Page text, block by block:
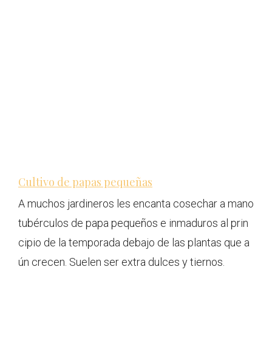
Cultivo de papas pequeñas
A muchos jardineros les encanta cosechar a mano
tubérculos de papa pequeños e inmaduros al prin
cipio de la temporada debajo de las plantas que a
ún crecen. Suelen ser extra dulces y tiernos.